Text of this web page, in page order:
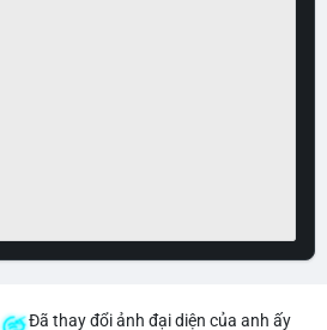
Đã thay đổi ảnh đại diện của anh ấy